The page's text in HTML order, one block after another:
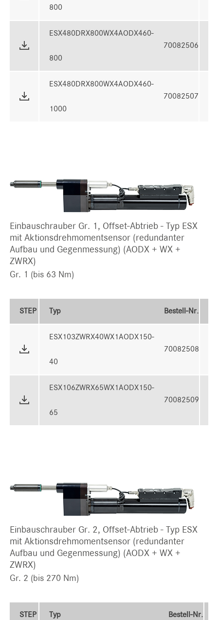
800
ESX480DRX800WX4AODX460-
800
70082506
ESX480DRX800WX4AODX460-
1000
70082507
Einbauschrauber Gr. 1, Offset-Abtrieb - Typ ESX
mit Aktionsdrehmomentsensor (redundanter
Aufbau und Gegenmessung) (AODX + WX +
ZWRX)
Gr. 1 (bis 63 Nm)
STEP Typ Bestell-Nr.
ESX103ZWRX40WX1AODX150-
40
70082508
ESX106ZWRX65WX1AODX150-
65
70082509
Einbauschrauber Gr. 2, Offset-Abtrieb - Typ ESX
mit Aktionsdrehmomentsensor (redundanter
Aufbau und Gegenmessung) (AODX + WX +
ZWRX)
Gr. 2 (bis 270 Nm)
STEP Typ Bestell-Nr.